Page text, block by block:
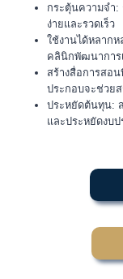
กระตุ้นความจำ:
ง่ายและรวดเร็ว
ใช้งานได้หลากห
คลินิกพัฒนาการ
สร้างสื่อการสอ
ประกอบจะช่วย
ประหยัดต้นทุน:
และประหยัดงบ